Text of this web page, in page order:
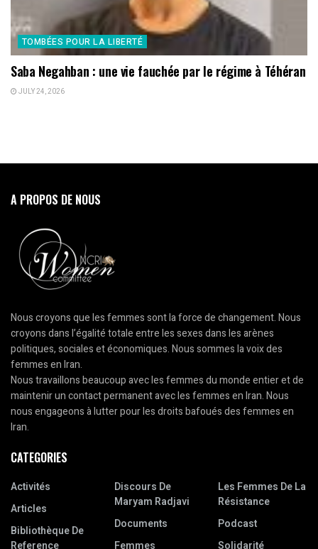
TOMBÉES POUR LA LIBERTÉ
Saba Negahban : une vie fauchée par le régime à Téhéran
JULY 24, 2026
A PROPOS DE NOUS
Nous croyons que les femmes sont la force de changement. Nous
croyons dans l’égalité totale entre les sexes dans les arènes
politiques, sociales et économiques. Nous sommes la voix des
femmes en Iran.
Nous travaillons beaucoup avec les femmes du monde entier et de
maintenir un contact permanent avec les femmes en Iran. Nous
nous engageons à lutter pour les droits bafoués des femmes en
Iran.
CATEGORIES
Activités
Articles
Bibliothèque De
Reference
Discours De
Maryam Radjavi
Documents
Femmes
Les Femmes De La
Résistance
Podcast
Solidarité